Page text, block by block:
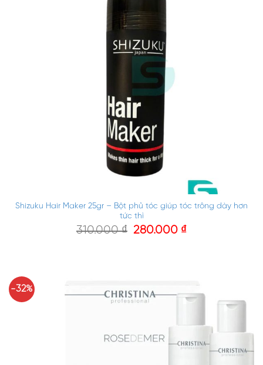
Shizuku Hair Maker 25gr – Bột phủ tóc giúp tóc trông dày hơn
tức thì
310.000₫ 280.000 ₫
-32%